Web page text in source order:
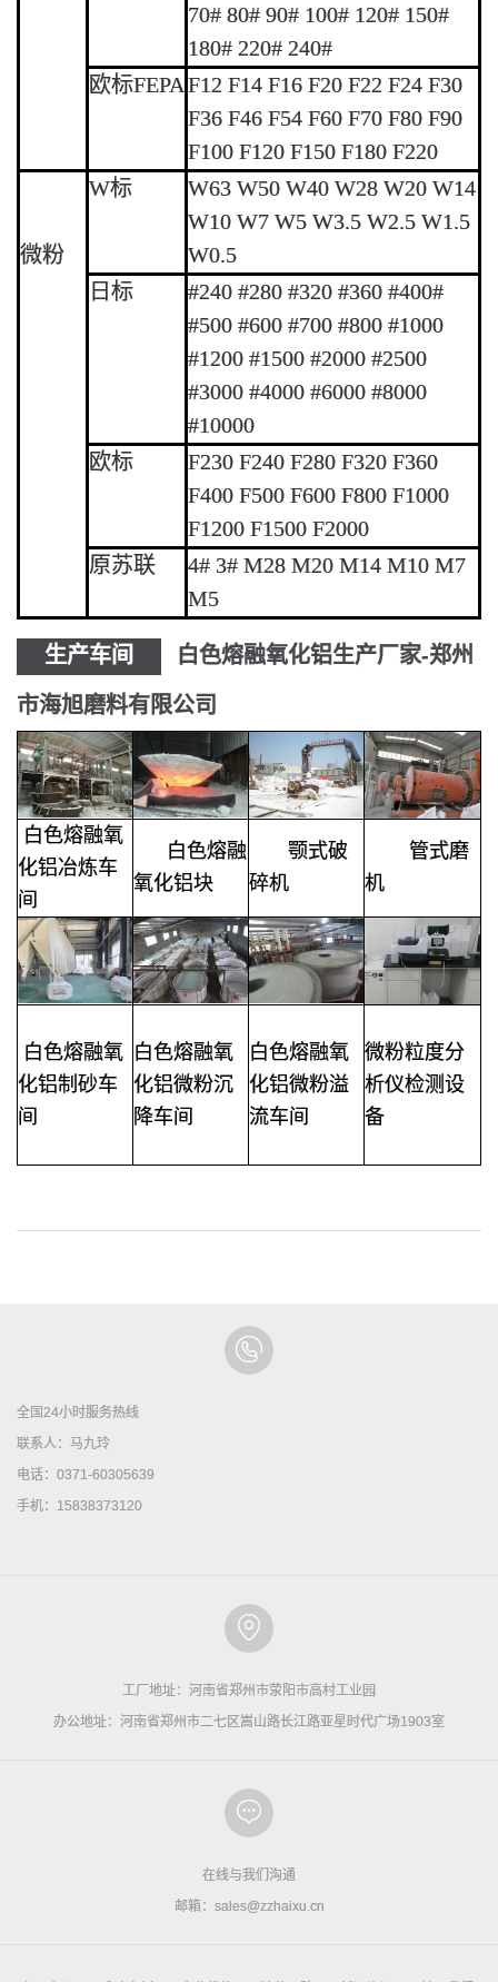
70# 80# 90# 100# 120# 150#
180# 220# 240#
欧标FEPAF12 F14 F16 F20 F22 F24 F30
F36 F46 F54 F60 F70 F80 F90
F100 F120 F150 F180 F220
微粉
W标
W63 W50 W40 W28 W20 W14
W10 W7 W5 W3.5 W2.5 W1.5
W0.5
日标
#240 #280 #320 #360 #400#
#500 #600 #700 #800 #1000
#1200 #1500 #2000 #2500
#3000 #4000 #6000 #8000
#10000
欧标
F230 F240 F280 F320 F360
F400 F500 F600 F800 F1000
F1200 F1500 F2000
原苏联
4# 3# M28 M20 M14 M10 M7
M5
生产车间 白色熔融氧化铝生产厂家-郑州
市海旭磨料有限公司
白色熔融氧
化铝冶炼车
间
白色熔融
氧化铝块
颚式破
碎机
管式磨
机
白色熔融氧
化铝制砂车
间
白色熔融氧
化铝微粉沉
降车间
白色熔融氧
化铝微粉溢
流车间
微粉粒度分
析仪检测设
备
全国24小时服务热线
联系人：马九玲
电话：0371-60305639
手机：15838373120
工厂地址：河南省郑州市荥阳市高村工业园
办公地址：河南省郑州市二七区嵩山路长江路亚星时代广场1903室
在线与我们沟通
邮箱：sales@zzhaixu.cn